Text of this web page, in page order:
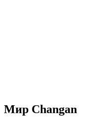
Мир Changan